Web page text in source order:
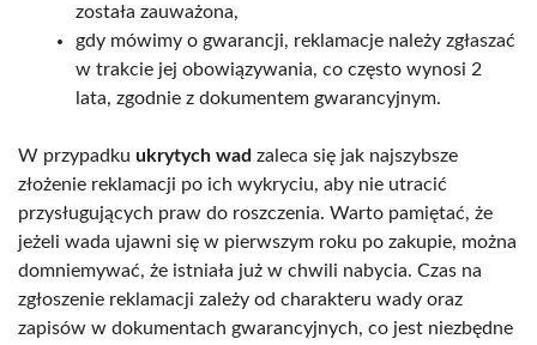
została zauważona,
gdy mówimy o gwarancji, reklamacje należy zgłaszać
w trakcie jej obowiązywania, co często wynosi 2
lata, zgodnie z dokumentem gwarancyjnym.
W przypadku ukrytych wad zaleca się jak najszybsze
złożenie reklamacji po ich wykryciu, aby nie utracić
przysługujących praw do roszczenia. Warto pamiętać, że
jeżeli wada ujawni się w pierwszym roku po zakupie, można
domniemywać, że istniała już w chwili nabycia. Czas na
zgłoszenie reklamacji zależy od charakteru wady oraz
zapisów w dokumentach gwarancyjnych, co jest niezbędne